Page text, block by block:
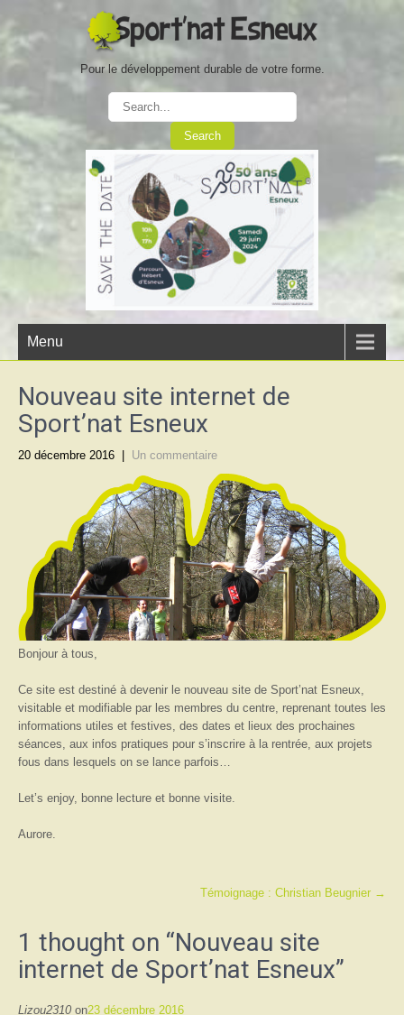
Pour le développement durable de votre forme.
Menu
Nouveau site internet de
Sport’nat Esneux
20 décembre 2016 Un commentaire
Bonjour à tous,
Ce site est destiné à devenir le nouveau site de Sport’nat Esneux,
visitable et modifiable par les membres du centre, reprenant toutes les
informations utiles et festives, des dates et lieux des prochaines
séances, aux infos pratiques pour s’inscrire à la rentrée, aux projets
fous dans lesquels on se lance parfois…
Let’s enjoy, bonne lecture et bonne visite.
Aurore.
Témoignage : Christian Beugnier →
1 thought on “Nouveau site
internet de Sport’nat Esneux”
Lizou2310 on23 décembre 2016